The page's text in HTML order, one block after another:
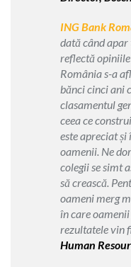
ING Bank
dată când
reflectă
România s-a
bănci cinci ani
clasamentul
ceea ce
este apreciat
oamenii. Ne
colegii se simt
să crească.
oameni merg
în care oamenii
rezultatele vin
Human